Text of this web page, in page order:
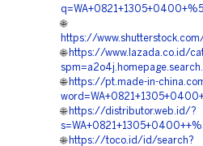
🌐
https://
🌐 https://www.lazada.co.id/
🌐 https://pt.made-in-
🌐 https://distributor.web.id/?
🌐 https://toco.id/id/search?